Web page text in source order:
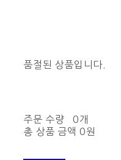
품절된 상품입니다.
주문 수량
0개
총 상품 금액 0원